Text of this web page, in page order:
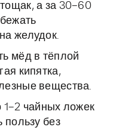
а за 30–60
желудок.
мёд в тёплой
кипятка,
вещества.
1–2 чайных ложек
пользу без